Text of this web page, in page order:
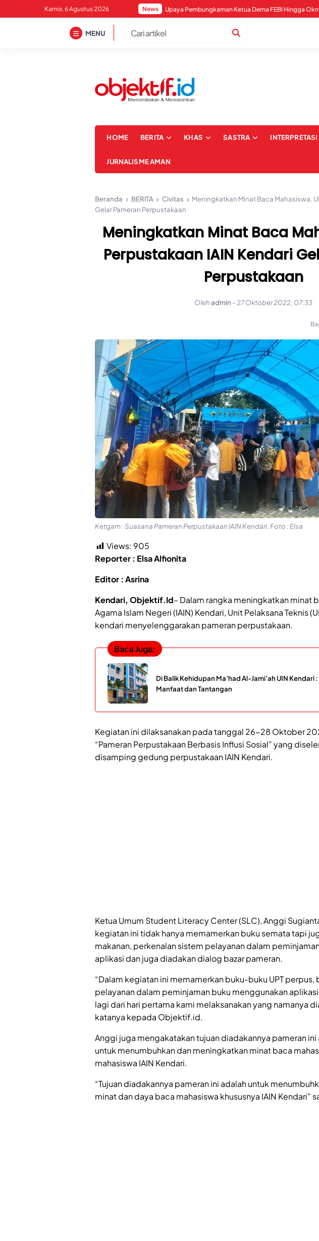
to
Kamis, 6 Agustus 2026 News
MENU
HOME BERITA KHAS SASTRA INTERPRETASI
JURNALISME AMAN
Beranda BERITA Civitas
Meningkatkan Minat Baca Mahasiswa,
Gelar Pameran Perpustakaan
Meningkatkan Minat Baca
Perpustakaan IAIN Kendari
Perpustakaan
Olehadmin - 27 Oktober 2022, 07:33
Ketgam : Suasana Pameran Perpustakaan IAIN Kendari, Foto : Elsa
Views: 905
Reporter : Elsa Alfionita
Editor : Asrina
Kendari, Objektif.Id– Dalam rangka meningkatkan minat
Agama Islam Negeri (IAIN) Kendari, Unit Pelaksana Teknis
kendari menyelenggarakan pameran perpustakaan.
Baca Juga:
Di Balik Kehidupan Ma’had Al-Jami’ah UIN
Manfaat dan Tantangan
Kegiatan ini dilaksanakan pada tanggal 26-28 Oktober
“Pameran Perpustakaan Berbasis Influsi Sosial” yang
disamping gedung perpustakaan IAIN Kendari.
Ketua Umum Student Literacy Center (SLC), Anggi
kegiatan ini tidak hanya memamerkan buku semata tapi
makanan, perkenalan sistem pelayanan dalam
aplikasi dan juga diadakan dialog bazar pameran.
“Dalam kegiatan ini memamerkan buku-buku UPT perpus,
pelayanan dalam peminjaman buku menggunakan
lagi dari hari pertama kami melaksanakan yang namanya
katanya kepada Objektif.id.
Anggi juga mengakatakan tujuan diadakannya pameran
untuk menumbuhkan dan meningkatkan minat baca
mahasiswa IAIN Kendari.
“Tujuan diadakannya pameran ini adalah untuk
minat dan daya baca mahasiswa khususnya IAIN Kendari”